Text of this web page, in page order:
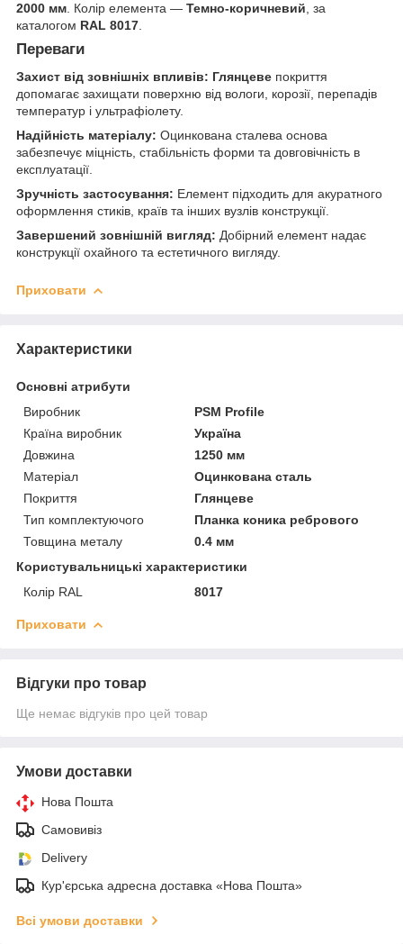
2000 мм. Колір елемента — Темно-коричневий, за
каталогом RAL 8017.
Переваги
Захист від зовнішніх впливів: Глянцеве покриття
допомагає захищати поверхню від вологи, корозії, перепадів
температур і ультрафіолету.
Надійність матеріалу: Оцинкована сталева основа
забезпечує міцність, стабільність форми та довговічність в
експлуатації.
Зручність застосування: Елемент підходить для акуратного
оформлення стиків, країв та інших вузлів конструкції.
Завершений зовнішній вигляд: Добірний елемент надає
конструкції охайного та естетичного вигляду.
Приховати
Характеристики
Основні атрибути
Виробник
PSM Profile
Країна виробник
Україна
Довжина
1250 мм
Матеріал
Оцинкована сталь
Покриття
Глянцеве
Тип комплектуючого
Планка коника ребрового
Товщина металу
0.4 мм
Користувальницькі характеристики
Колір RAL
8017
Приховати
Відгуки про товар
Ще немає відгуків про цей товар
Умови доставки
Нова Пошта
Самовивіз
Delivery
Кур'єрська адресна доставка «Нова Пошта»
Всі умови доставки